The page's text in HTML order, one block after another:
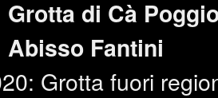
Grotta di Cà
Abisso Fantini
Grotta fuori